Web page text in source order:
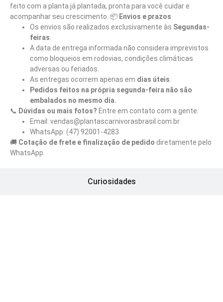
Curiosidades
feito com a planta já plantada, pronta para você cuidar e
acompanhar seu crescimento. 📦 Envios e prazos
Os envios são realizados exclusivamente às Segundas-
feiras
A data de entrega informada não considera imprevistos
como bloqueios em rodovias, condições climáticas
adversas ou feriados.
As entregas ocorrem apenas em dias úteis
Pedidos feitos na própria segunda-feira não são
embalados no mesmo dia.
📞 Dúvidas ou mais fotos? Entre em contato com a gente:
Email: vendas@plantascarnivorasbrasil.com.br
WhatsApp: (47) 92001-4283
🚚 Cotação de frete e finalização de pedido diretamente pelo
WhatsApp.